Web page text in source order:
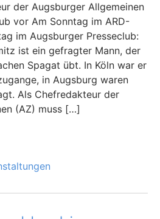
der Augsburger Allgemeinen
vor Am Sonntag im ARD-
im Augsburger Presseclub:
ist ein gefragter Mann, der
Spagat übt. In Köln war er
in Augsburg waren
Als Chefredakteur der
(AZ) muss […]